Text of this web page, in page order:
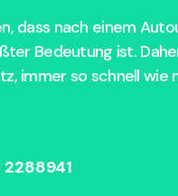
dass nach einem
Bedeutung ist.
immer so schnell wie
2288941